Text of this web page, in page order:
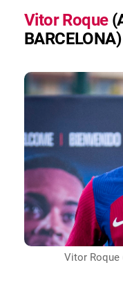
Vitor Roque
Vitor Roque